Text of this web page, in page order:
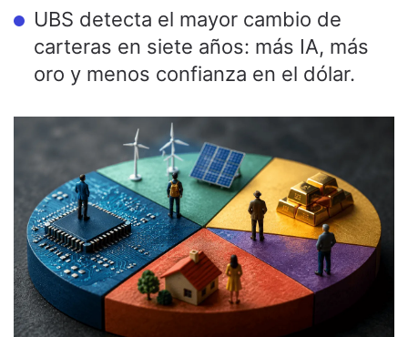
UBS detecta el mayor cambio de
carteras en siete años: más IA, más
oro y menos confianza en el dólar.